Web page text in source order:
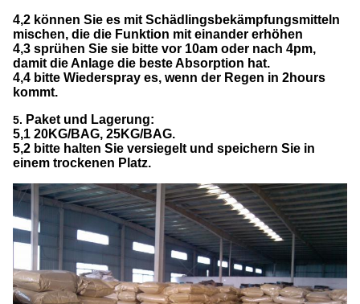
4,2 können Sie es mit Schädlingsbekämpfungsmitteln
mischen, die die Funktion mit einander erhöhen
4,3 sprühen Sie sie bitte vor 10am oder nach 4pm,
damit die Anlage die beste Absorption hat.
4,4 bitte Wiederspray es, wenn der Regen in 2hours
kommt.
5. Paket und Lagerung:
5,1 20KG/BAG, 25KG/BAG.
5,2 bitte halten Sie versiegelt und speichern Sie in
einem trockenen Platz.